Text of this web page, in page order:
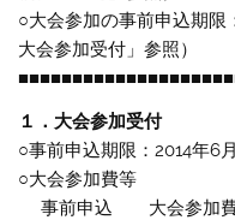
○大会参加の事前申込期限
大会参加受付」参照）
１．大会参加受付
○事前申込期限：2014年6
○大会参加費等
事前申込 大会参加費